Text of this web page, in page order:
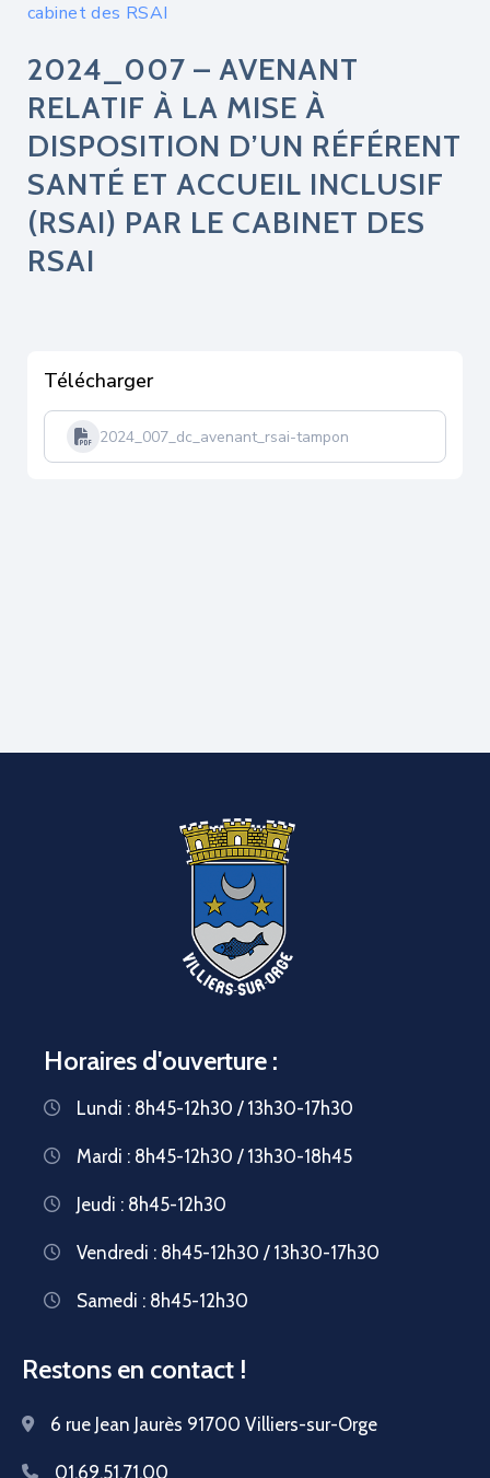
cabinet des RSAI
2024_007 – AVENANT
RELATIF À LA MISE À
DISPOSITION D’UN RÉFÉRENT
SANTÉ ET ACCUEIL INCLUSIF
(RSAI) PAR LE CABINET DES
RSAI
Télécharger
2024_007_dc_avenant_rsai-tampon
Horaires d'ouverture :
Lundi : 8h45-12h30 / 13h30-17h30
Mardi : 8h45-12h30 / 13h30-18h45
Jeudi : 8h45-12h30
Vendredi : 8h45-12h30 / 13h30-17h30
Samedi : 8h45-12h30
Restons en contact !
6 rue Jean Jaurès 91700 Villiers-sur-Orge
01.69.51.71.00